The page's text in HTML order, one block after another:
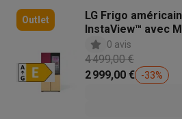
Outlet
LG Frigo
InstaView™ avec
0 avis
4 499,00 €
2 999,00 €
-33%